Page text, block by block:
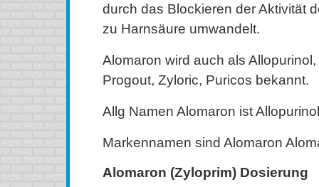
durch das Blockieren der Aktivität
zu Harnsäure umwandelt.
Alomaron wird auch als
Progout, Zyloric, Puricos bekannt.
Allg Namen Alomaron ist
Markennamen sind Alomaron
Alomaron (Zyloprim) Dosierung